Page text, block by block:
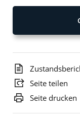
Seite teilen
Seite drucken